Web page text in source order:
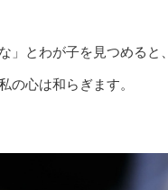
」とわが子を見つめると、
の心は和らぎます。